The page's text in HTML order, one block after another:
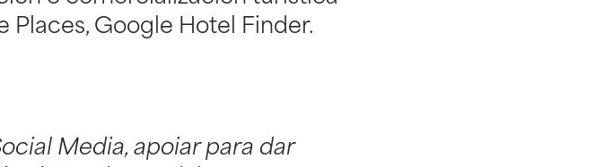
Places, Google Hotel Finder.
Media, apoiar para dar